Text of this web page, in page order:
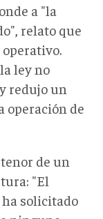
a "la
relato que
ley no
redujo un
operación de
de un
"El
solicitado